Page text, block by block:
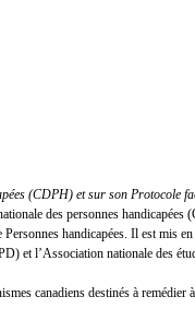
(CDPH) et sur son Protocole
des personnes handicapées
handicapées. Il est mis
et l’Association nationale des
canadiens destinés à remédier